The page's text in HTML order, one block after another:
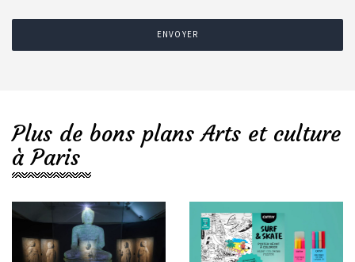
ENVOYER
Plus de bons plans Arts et culture
à Paris